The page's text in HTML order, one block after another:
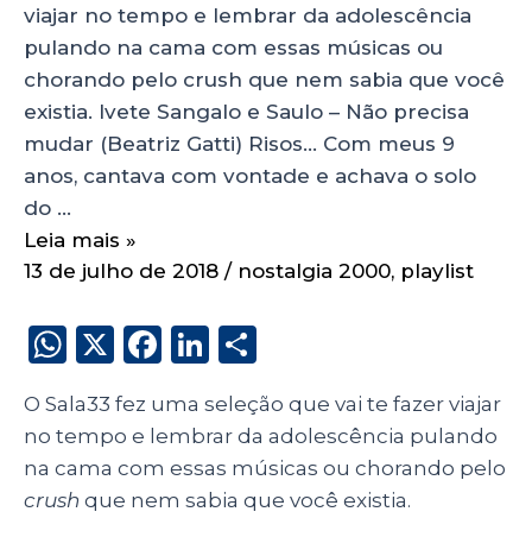
viajar no tempo e lembrar da adolescência
pulando na cama com essas músicas ou
chorando pelo crush que nem sabia que você
existia. Ivete Sangalo e Saulo – Não precisa
mudar (Beatriz Gatti) Risos… Com meus 9
anos, cantava com vontade e achava o solo
do …
Leia mais »
13 de julho de 2018 / nostalgia 2000, playlist
W
a
ts
A
X
F
c
e
b
Li
k
e
dI
a
re
O Sala33 fez uma seleção que vai te fazer viajar
no tempo e lembrar da adolescência pulando
na cama com essas músicas ou chorando pelo
crush que nem sabia que você existia.